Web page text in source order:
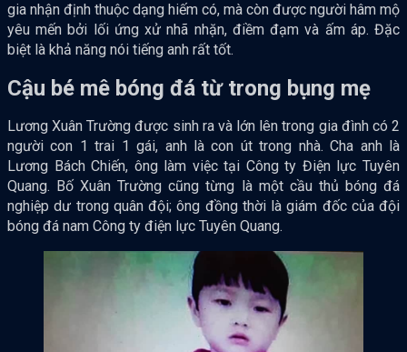
gia nhận định thuộc dạng hiếm có, mà còn được người hâm mộ
yêu mến bởi lối ứng xử nhã nhặn, điềm đạm và ấm áp. Đặc
biệt là khả năng nói tiếng anh rất tốt.
Cậu bé mê bóng đá từ trong bụng mẹ
Lương Xuân Trường được sinh ra và lớn lên trong gia đình có 2
người con 1 trai 1 gái, anh là con út trong nhà. Cha anh là
Lương Bách Chiến, ông làm việc tại Công ty Điện lực Tuyên
Quang. Bố Xuân Trường cũng từng là một cầu thủ bóng đá
nghiệp dư trong quân đội; ông đồng thời là giám đốc của đội
bóng đá nam Công ty điện lực Tuyên Quang.